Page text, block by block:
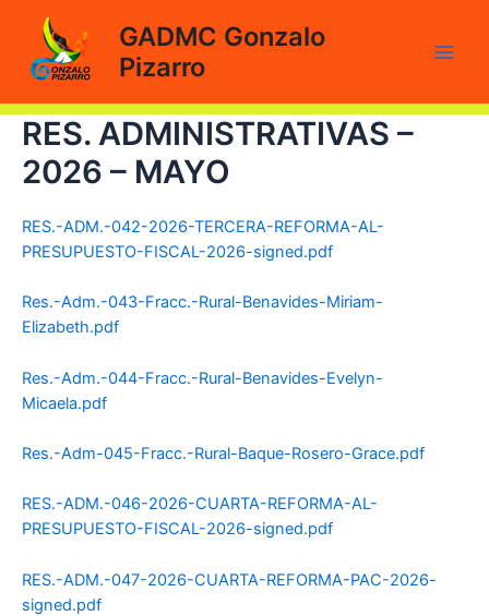
contenido
GADMC Gonzalo
Pizarro
RES. ADMINISTRATIVAS –
2026 – MAYO
RES.-ADM.-042-2026-TERCERA-REFORMA-AL-
PRESUPUESTO-FISCAL-2026-signed.pdf
Res.-Adm.-043-Fracc.-Rural-Benavides-Miriam-
Elizabeth.pdf
Res.-Adm.-044-Fracc.-Rural-Benavides-Evelyn-
Micaela.pdf
Res.-Adm-045-Fracc.-Rural-Baque-Rosero-Grace.pdf
RES.-ADM.-046-2026-CUARTA-REFORMA-AL-
PRESUPUESTO-FISCAL-2026-signed.pdf
RES.-ADM.-047-2026-CUARTA-REFORMA-PAC-2026-
signed.pdf